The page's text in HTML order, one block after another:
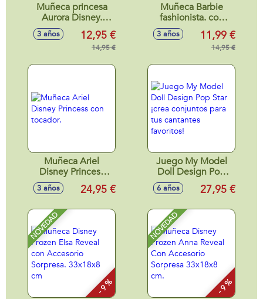
Muñeca princesa
Aurora Disney.
Completamente
articulada 29cm
3 años 12,95 €
14,95 €
Muñeca Barbie
fashionista. con
looks desde los
más informales y
geniales hasta los
3 años 11,99 €
14,95 €
Muñeca Ariel
Disney Princess
con tocador.
3 años 24,95 €
Juego My Model
Doll Design Pop
Star ¡crea conjuntos
para tus cantantes
6 años 27,95 €
NOVEDAD
- 9 %
NOVEDAD
- 9 %